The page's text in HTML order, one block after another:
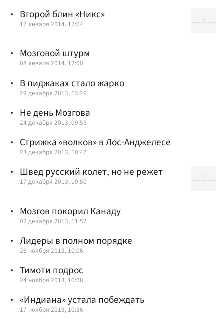
Второй блин «Никс»
17 января 2014, 12:04
Мозговой штурм
08 января 2014, 12:00
В пиджаках стало жарко
29 декабря 2013, 13:29
Не день Мозгова
24 декабря 2013, 09:59
Стрижка «волков» в Лос-Анджелесе
23 декабря 2013, 10:47
Швед русский колет, но не режет
17 декабря 2013, 10:50
Мозгов покорил Канаду
02 декабря 2013, 11:52
Лидеры в полном порядке
26 ноября 2013, 10:06
Тимоти подрос
24 ноября 2013, 10:08
«Индиана» устала побеждать
17 ноября 2013, 10:36